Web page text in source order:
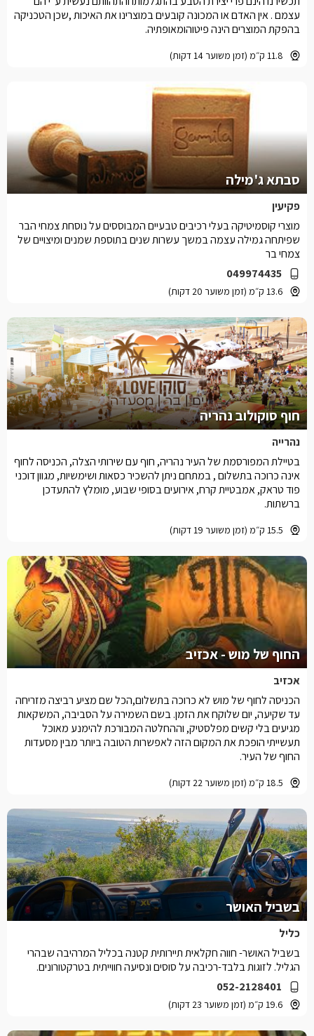
11.8 ק״מ (זמן משוער 14 דקות)
עצמם . אין האדם או המכונה קובעים במוצרינו את האיכות ,שכן הטכניקה
בהפקת המוצרים הינה פיטוהומאופתיה.
סבתא ג'מילה
פקיעין
049974435
13.6 ק״מ (זמן משוער 20 דקות)
מוצרי קוסמיטיקה בעלי רכיבים טבעיים המבוססים על נוסחת צמחי הבר
שפיתחה גמילה עצמה במשך עשרות שנים בתוספת שמנים ומיצויים של
צמחי בר
חוף סוקולוב נהריה
נהרייה
15.5 ק״מ (זמן משוער 19 דקות)
בטיילת המפורסמת של העיר נהריה, חוף עם שירותי הצלה, הכניסה לחוף
אינה כרוכה בתשלום , במתחם ניתן להשכיר כסאות ושימשיות, מגוון דוכני
פוד טראק, אמבטיית קרח, אירועים בסופי שבוע, מומלץ להתעדכן
ברשתות.
החוף של מוש - אכזיב
אכזיב
18.5 ק״מ (זמן משוער 22 דקות)
הכניסה לחוף של מוש לא כרוכה בתשלום,הכל שם מציע רביצה מזריחה
עד שקיעה, יום שלוקח את הזמן. בשם השמירה על הסביבה, המשקאות
מגיעים בלי קשים מפלסטיק, וההחלטה המבורכת להימנע מאוכל
תעשייתי הופכת את המקום הזה לאפשרות הטובה ביותר מבין מסעדות
החוף של העיר.
בשביל האושר
כליל
052-2128401
19.6 ק״מ (זמן משוער 23 דקות)
בשביל האושר- חווה חקלאית תיירותית קטנה בכליל המרהיבה שבהרי
הגליל. לזוגות בלבד-רכיבה על סוסים ונסיעה חווייתית בטרקטורונים.